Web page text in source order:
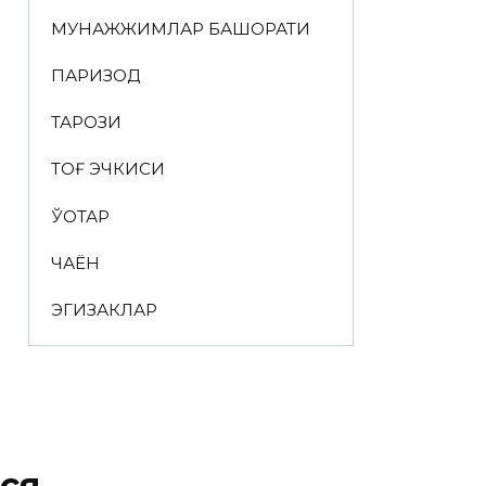
МУНАЖЖИМЛАР БАШОРАТИ
ПАРИЗОД
ТАРОЗИ
ТОҒ ЭЧКИСИ
ЎҚОТАР
ЧАЁН
ЭГИЗАКЛАР